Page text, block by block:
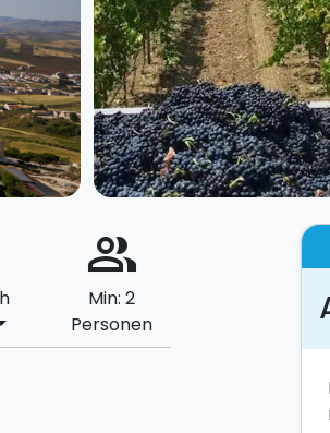
people_alt
Min: 2
Personen